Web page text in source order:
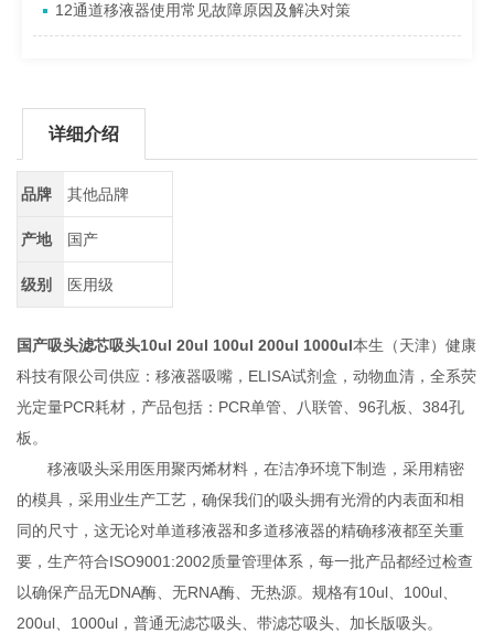
12通道移液器使用常见故障原因及解决对策
详细介绍
品牌 其他品牌
产地 国产
级别 医用级
国产吸头滤芯吸头10ul 20ul 100ul 200ul 1000ul本生（天津）健康
科技有限公司供应：移液器吸嘴，ELISA试剂盒，动物血清，全系荧
光定量PCR耗材，产品包括：PCR单管、八联管、96孔板、384孔
板。
移液吸头采用医用聚丙烯材料，在洁净环境下制造，采用精密
的模具，采用业生产工艺，确保我们的吸头拥有光滑的内表面和相
同的尺寸，这无论对单道移液器和多道移液器的精确移液都至关重
要，生产符合ISO9001:2002质量管理体系，每一批产品都经过检查
以确保产品无DNA酶、无RNA酶、无热源。规格有10ul、100ul、
200ul、1000ul，普通无滤芯吸头、带滤芯吸头、加长版吸头。